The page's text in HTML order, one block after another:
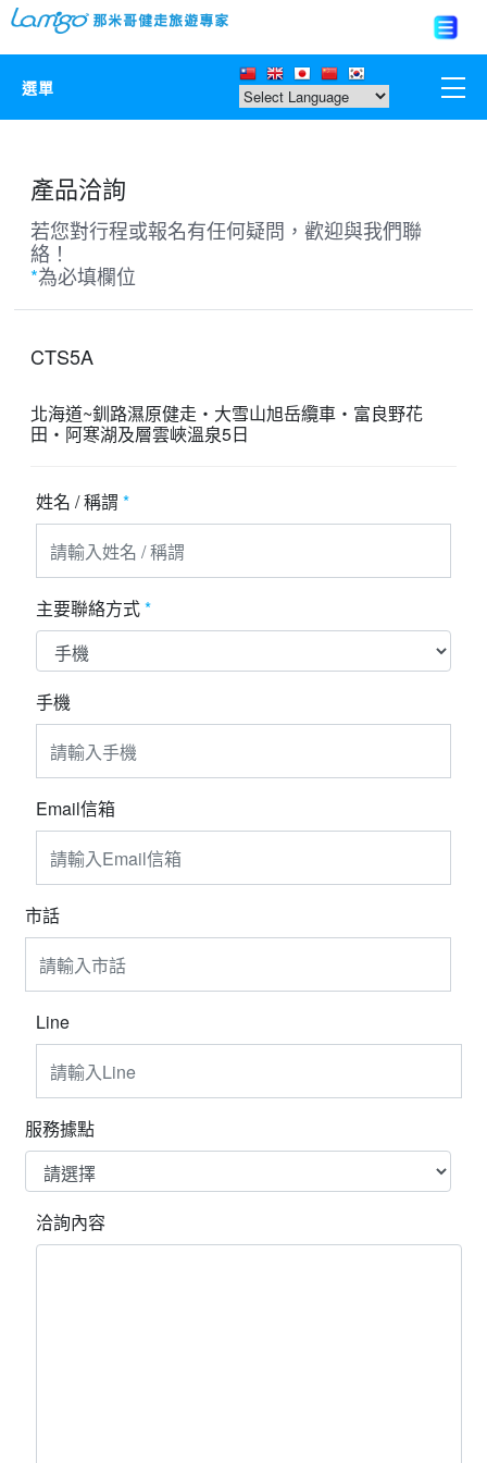
選單
中國
日本
台灣
夯講座
自由行
產品洽詢
若您對行程或報名有任何疑問，歡迎與我們聯
絡！
*為必填欄位
CTS5A
北海道~釧路濕原健走‧大雪山旭岳纜車‧富良野花
田‧阿寒湖及層雲峽溫泉5日
姓名 / 稱謂 *
主要聯絡方式*
手機
Email信箱
市話
Line
服務據點
洽詢內容